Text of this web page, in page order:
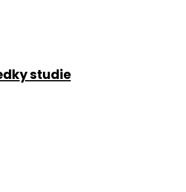
studie